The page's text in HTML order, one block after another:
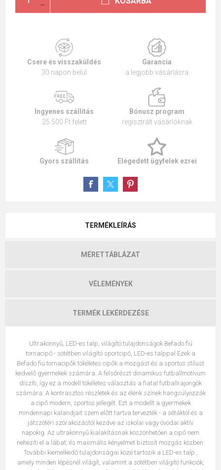
Csere és visszaküldés
30 napon belül
Garancia
a legjobb vásárlásra
Ingyenes szállítás
25 500 Ft felett
Bónusz program
regisztrált vásárlóknak
Gyors szállítás Elégedett ügyfelek ezrei
TERMÉKLEÍRÁS
MÉRETTÁBLÁZAT
VÉLEMÉNYEK
TERMÉK LEKÉRDEZÉSE
Ultrakönnyű, LED-es talp, világító tulajdonságok Befado fiú
tornacipő - sötétben világító sportcipő, LED-es talppal Ezek a
Befado fiú tornacipők tökéletes cipők a mozgást és a sportos stílust
kedvelő gyermekek számára. A felsőrészt dinamikus futballmotívum
díszíti, így ez a modell tökéletes választás a fiatal futballrajongók
számára. A kontrasztos részletek és az élénk színek hangsúlyozzák
a cipő modern, sportos jellegét. Ezt a modellt a gyermekek
mindennapi kalandjait szem előtt tartva tervezték - a sétáktól és a
játszótéri szórakozástól kezdve az iskolai vagy óvodai aktív
napokig. Az ultrakönnyű kialakításnak köszönhetően a cipő nem
nehezíti el a lábat, és maximális kényelmet biztosít mozgás közben.
További kiemelkedő tulajdonságai közé tartozik a LED-es talp ,
amely minden lépésnél világít, valamint a sötétben világító funkciók,